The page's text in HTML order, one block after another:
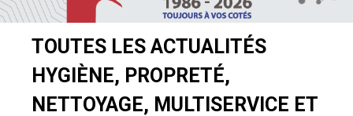
Accueil Actualités
TOUTES LES ACTUALITÉS
HYGIÈNE, PROPRETÉ,
NETTOYAGE, MULTISERVICE ET